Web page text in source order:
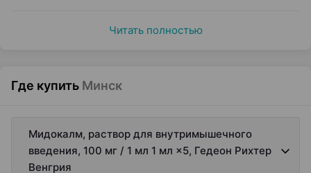
Читать полностью
Где купить Минск
Мидокалм, раствор для внутримышечного
введения, 100 мг / 1 мл 1 мл ×5, Гедеон Рихтер
Венгрия